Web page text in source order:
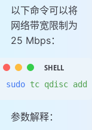
以下命令可以将
网络带宽限制为
25 Mbps：
sudo tc qdisc add
参数解释：